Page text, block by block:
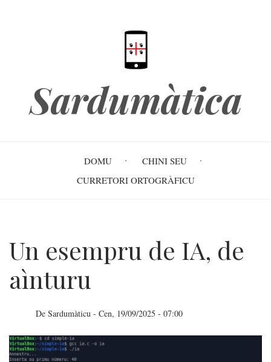
Sardumàtica
navigation
DOMU
CHINI SEU
CURRETORI ORTOGRÀFICU
Un esempru de IA, de
aìnturu
Un
De Sardumàticu - Cen, 19/09/2025 - 07:00